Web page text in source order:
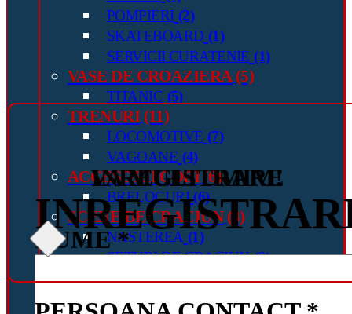
POMPIERI (2)
SKATEBOARD (1)
SERVICII CURATENIE (1)
VASE DE CROAZIERA (5)
TITANIC (5)
TRENURI (11)
LOCOMOTIVE (7)
VAGOANE (4)
ACCESORII COBI (6)
BRELOCURI (6)
SCENE DE CRACIUN (8)
NASTEREA (1)
SETURI DE CRACIUN (6)
SARBATORI DE PASTE (1)
INREGISTRARE
NUME *
VA MULTUMIM!